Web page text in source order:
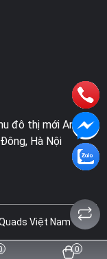
0
đô thị mới An
Hà Nội
Việt Nam